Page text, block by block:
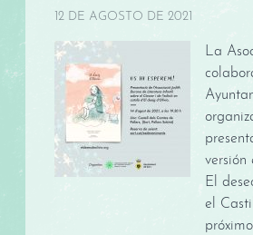
12 DE AGOSTO DE 2021
La
versión
El
el